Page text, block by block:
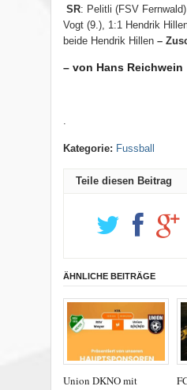
SR: Pelitli (FSV
Vogt (9.), 1:1 Hendrik
beide Hendrik Hillen –
– von Hans Reichwein
Kategorie: Fussball
Teile diesen Beitrag
ÄHNLICHE BEITRÄGE
Union DKNO mit